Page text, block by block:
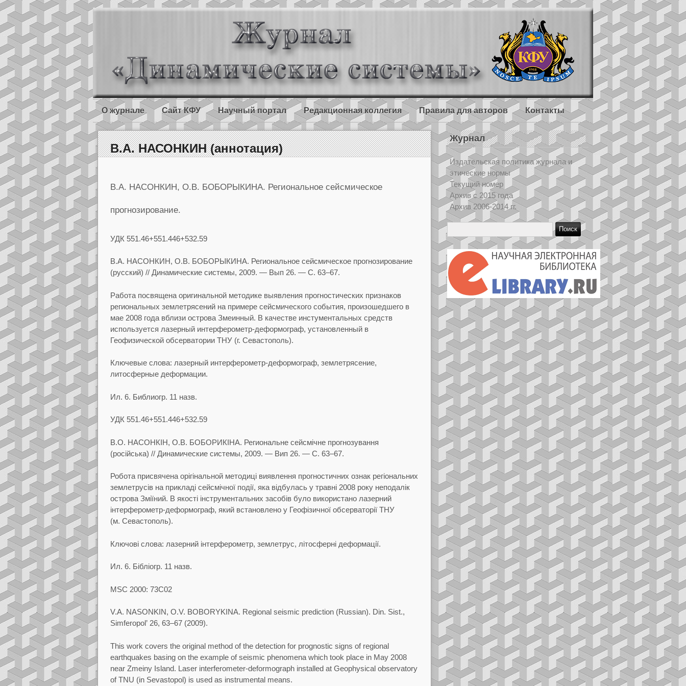
О журнале Сайт КФУ Научный портал Редакционная коллегия Правила для авторов Контакты
В.А. НАСОНКИН (аннотация)
В.А. НАСОНКИН, О.В. БОБОРЫКИНА. Региональное сейсмическое
прогнозирование.
УДК 551.46+551.446+532.59
В.А. НАСОНКИН, О.В. БОБОРЫКИНА. Региональное сейсмическое прогнозирование
(русский) // Динамические системы, 2009. — Вып 26. — С. 63–67.
Работа посвящена оригинальной методике выявления прогностических признаков
региональных землетрясений на примере сейсмического события, произошедшего в
мае 2008 года вблизи острова Змеинный. В качестве инстументальных средств
используется лазерный интерферометр-деформограф, установленный в
Геофизической обсерватории ТНУ (г. Севастополь).
Ключевые слова: лазерный интерферометр-деформограф, землетрясение,
литосферные деформации.
Ил. 6. Библиогр. 11 назв.
УДК 551.46+551.446+532.59
В.О. НАСОНКIН, О.В. БОБОРИКIНА. Региональне сейсмiчне прогнозування
(росiйська) // Динамические системы, 2009. — Вип 26. — С. 63–67.
Робота присвячена орiгiнальной методицi виявлення прогностичних ознак регiональних
землетрусiв на прикладi сейсмiчної подiї, яка вiдбулась у травнi 2008 року неподалiк
острова Змiїний. В якостi iнструментальних засобiв було використано лазерний
iнтерферометр-деформограф, який встановлено у Геофiзичної обсерваторiї ТНУ
(м. Севастополь).
Ключовi слова: лазерний iнтерферометр, землетрус, лiтосфернi деформацiї.
Ил. 6. Бiблiогр. 11 назв.
MSC 2000: 73C02
V.A. NASONKIN, O.V. BOBORYKINA. Regional seismic prediction (Russian). Din. Sist.,
Simferopol’26, 63–67 (2009).
This work covers the original method of the detection for prognostic signs of regional
earthquakes basing on the example of seismic phenomena which took place in May 2008
near Zmeiny Island. Laser interferometer-deformograph installed at Geophysical observatory
of TNU (in Sevastopol) is used as instrumental means.
Журнал
Издательская политика журнала и
этические нормы
Текущий номер
Архив с 2015 года
Архив 2006-2014 гг.